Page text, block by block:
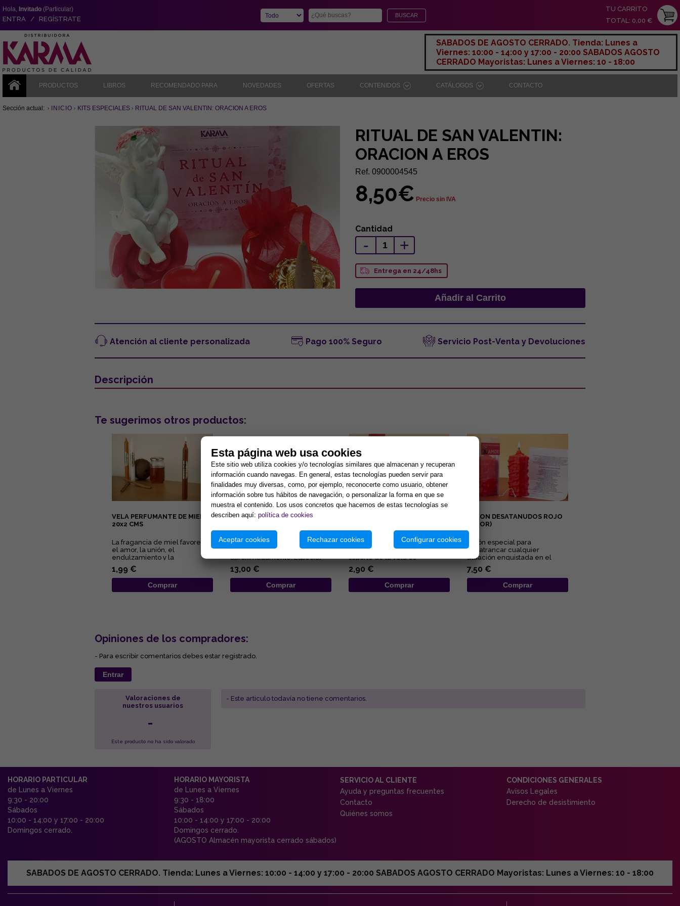
Hola, Invitado (Particular)
ENTRA / REGÍSTRATE
TU CARRITO
TOTAL: 0,00 €
SABADOS DE AGOSTO CERRADO. Tienda: Lunes a
Viernes: 10:00 - 14:00 y 17:00 - 20:00 SABADOS AGOSTO
CERRADO Mayoristas: Lunes a Viernes: 10 - 18:00
PRODUCTOS LIBROS RECOMENDADO PARA NOVEDADES OFERTAS CONTENIDOS CATÁLOGOS CONTACTO
Sección actual: INICIO KITS ESPECIALES RITUAL DE SAN VALENTIN: ORACION A EROS
RITUAL DE SAN VALENTIN:
ORACION A EROS
Ref. 0900004545
8,50€ Precio sin IVA
Cantidad
- +
Entrega en 24/48hs
Atención al cliente personalizada Pago 100% Seguro Servicio Post-Venta y Devoluciones
Descripción
Te sugerimos otros productos:
VELA PERFUMANTE DE MIEL,
20x2 CMS
La fragancia de miel favorece
el amor, la unión, el
endulzamiento y la
comunicación....
1,99 €
Comprar
VELON DE LOS 7 CHAKRAS
energético)
Velon esotérico 15 x 6 cm. 3
días de combustión
aproximadamente. Especial
para equilibrio interno y
activación...
13,00 €
Comprar
DIAMETRO
Portavelas metálico y negro
para velas 2 cm. diámetro. El
soporte de la vela es
representativo del
conocimient...
2,90 €
Comprar
VELON DESATANUDOS ROJO
(AMOR)
Velón especial para
desatrancar cualquier
situación enquistada en el
ámbito amoroso y sexual....
7,50 €
Comprar
Opiniones de los compradores:
- Para escribir comentarios debes estar registrado.
Entrar
Valoraciones de
nuestros usuarios
-
Este producto no ha sido valorado
- Este articulo todavía no tiene comentarios.
HORARIO PARTICULAR
de Lunes a Viernes
9:30 - 20:00
Sábados
10:00 - 14:00 y 17:00 - 20:00
Domingos cerrado.
HORARIO MAYORISTA
de Lunes a Viernes
9:30 - 18:00
Sábados
10:00 - 14:00 y 17:00 - 20:00
Domingos cerrado.
(AGOSTO Almacén mayorista cerrado sábados)
SERVICIO AL CLIENTE
Ayuda y preguntas frecuentes
Contacto
Quiénes somos
CONDICIONES GENERALES
Avisos Legales
Derecho de desistimiento
SABADOS DE AGOSTO CERRADO. Tienda: Lunes a Viernes: 10:00 - 14:00 y 17:00 - 20:00 SABADOS AGOSTO CERRADO Mayoristas: Lunes a Viernes: 10 - 18:00
Esta página web usa cookies
Este sitio web utiliza cookies y/o tecnologías similares que almacenan y recuperan
información cuando navegas. En general, estas tecnologías pueden servir para
finalidades muy diversas, como, por ejemplo, reconocerte como usuario, obtener
información sobre tus hábitos de navegación, o personalizar la forma en que se
muestra el contenido. Los usos concretos que hacemos de estas tecnologías se
describen aquí: política de cookies
Aceptar cookies Rechazar cookies Configurar cookies